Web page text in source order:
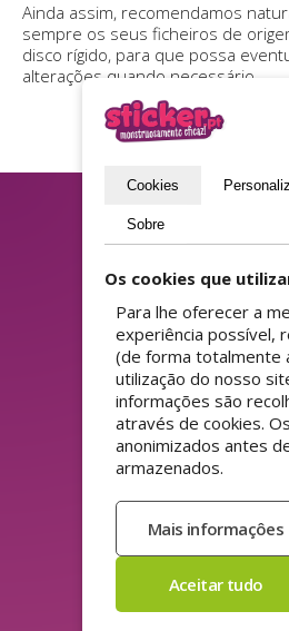
Ainda assim, recomendamos
sempre os seus ficheiros de
disco rígido, para que possa
alterações quando necessário.
Etiquetas de endereco
Etiquetas HACCP
Etiquetas reutilizaveis
Etiquetas para hotelaria e
restauracao
Etiquetas de desconto
carro
Impressao de etiquetas com
Etiquetas nao removiveis
Etiquetas de produto
Etiquetas promocionais
Cookies
Sobre
Os cookies que
Para lhe oferecer a
experiência possível,
(de forma totalmente
utilização do nosso
informações são
através de cookies.
anonimizados antes
armazenados.